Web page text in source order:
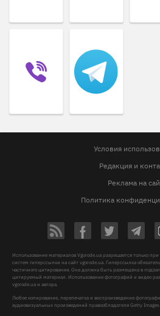
Условия
Редакция и
Реклама на
Политика
Использование материалов Vgorode.ua разрешается только
систем гиперссылки на сайт vgorode.ua. Гиперссылка
частичного цитирования. Она должна быть размещена в
цитируемый материал. Использование фотографий и видео
vgorode.ua и автора.
Любое копирование, перепечатка и воспроизведение
аудиовизуальных произведений правообладателя Getty Images